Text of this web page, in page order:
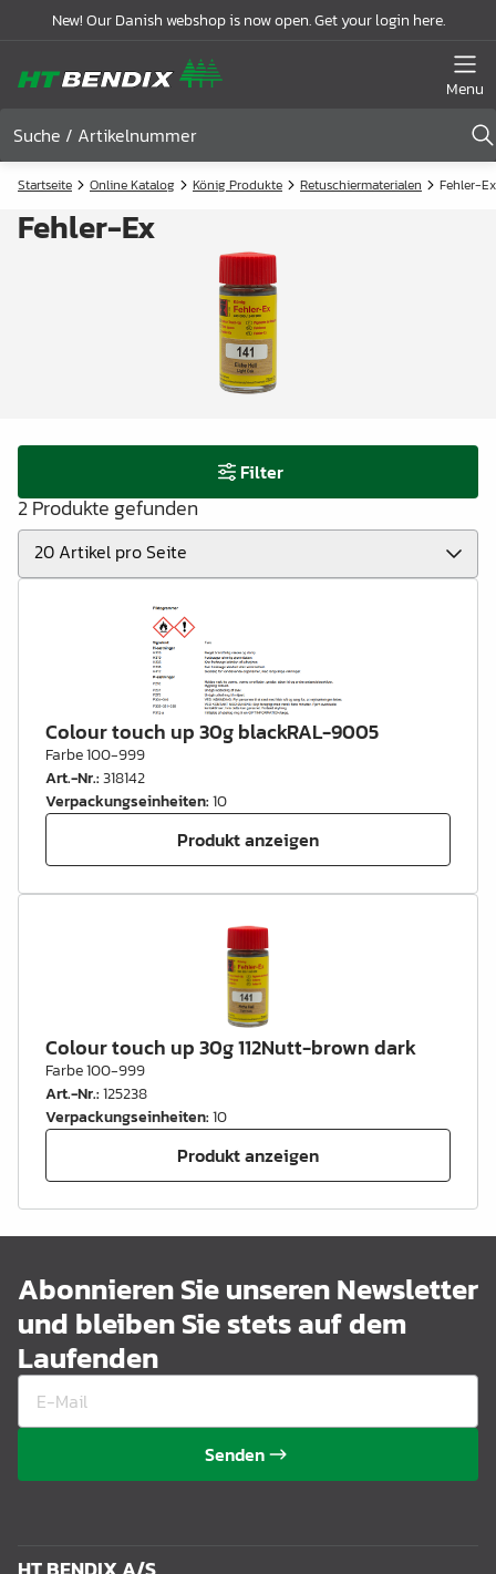
New! Our Danish webshop is now open. Get your login here.
Menu
Startseite Online Katalog König Produkte Retuschiermaterialen Fehler-Ex
Fehler-Ex
Filter
2 Produkte gefunden
Colour touch up 30g blackRAL-9005
Farbe 100-999
Art.-Nr.:318142
Verpackungseinheiten:10
Produkt anzeigen
Colour touch up 30g 112Nutt-brown dark
Farbe 100-999
Art.-Nr.:125238
Verpackungseinheiten:10
Produkt anzeigen
Abonnieren Sie unseren Newsletter
und bleiben Sie stets auf dem
Laufenden
Senden